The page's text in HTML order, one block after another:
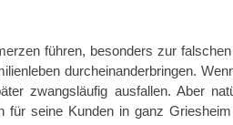
führen, besonders zur
durcheinanderbringen.
zwangsläufig ausfallen. Aber
seine Kunden in ganz